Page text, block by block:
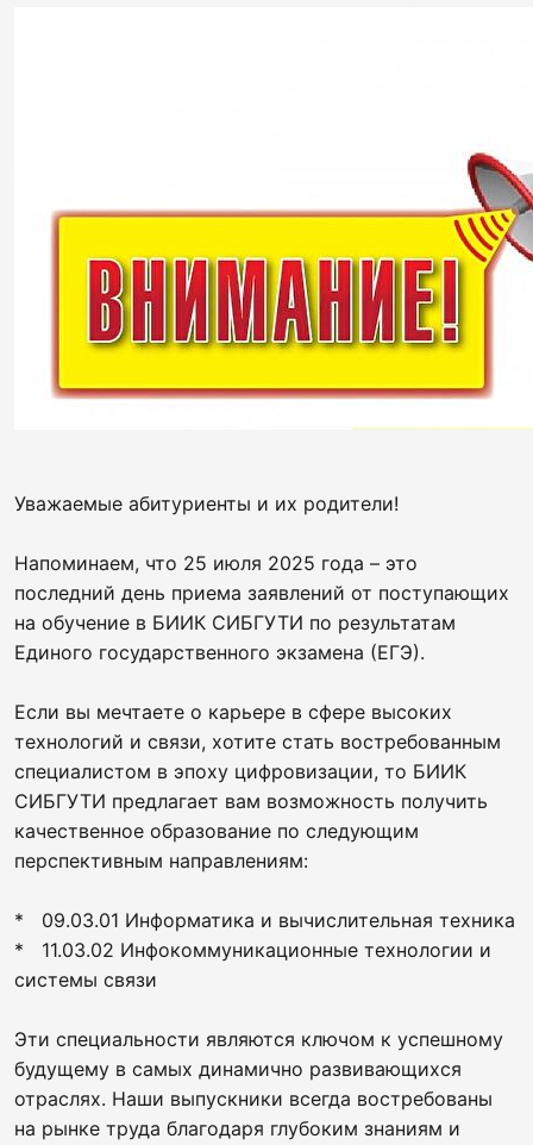
Уважаемые абитуриенты и их родители!
Напоминаем, что 25 июля 2025 года – это
последний день приема заявлений от поступающих
на обучение в БИИК СИБГУТИ по результатам
Единого государственного экзамена (ЕГЭ).
Если вы мечтаете о карьере в сфере высоких
технологий и связи, хотите стать востребованным
специалистом в эпоху цифровизации, то БИИК
СИБГУТИ предлагает вам возможность получить
качественное образование по следующим
перспективным направлениям:
* 09.03.01 Информатика и вычислительная техника
* 11.03.02 Инфокоммуникационные технологии и
системы связи
Эти специальности являются ключом к успешному
будущему в самых динамично развивающихся
отраслях. Наши выпускники всегда востребованы
на рынке труда благодаря глубоким знаниям и